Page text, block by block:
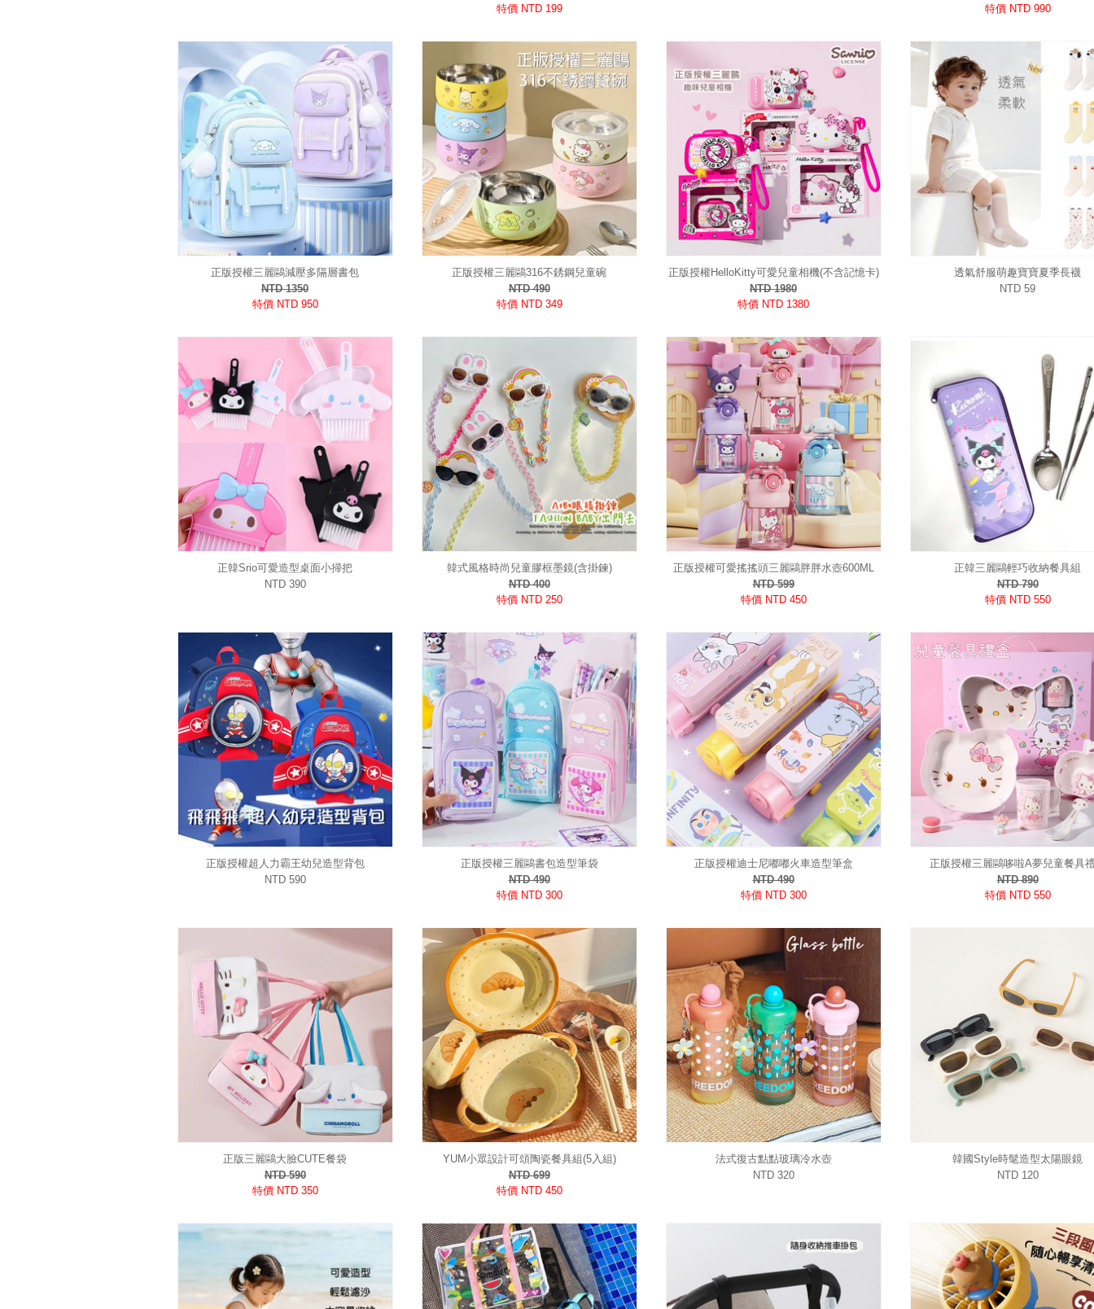
特價 NTD 199
特價 NTD 990
正版授權三麗鷗減壓多隔層書包
NTD 1350
特價 NTD 950
正版授權三麗鷗316不銹鋼兒童碗
NTD 490
特價 NTD 349
正版授權HelloKitty可愛兒童相機(不含記憶卡)
NTD 1980
特價 NTD 1380
透氣舒服萌趣寶寶夏季長襪
NTD 59
正韓Srio可愛造型桌面小掃把
NTD 390
韓式風格時尚兒童膠框墨鏡(含掛鍊)
NTD 400
特價 NTD 250
正版授權可愛搖搖頭三麗鷗胖胖水壺600ML
NTD 599
特價 NTD 450
正韓三麗鷗輕巧收納餐具組
NTD 790
特價 NTD 550
正版授權超人力霸王幼兒造型背包
NTD 590
正版授權三麗鷗書包造型筆袋
NTD 490
特價 NTD 300
正版授權迪士尼嘟嘟火車造型筆盒
NTD 490
特價 NTD 300
正版授權三麗鷗哆啦A夢兒童餐具
NTD 890
特價 NTD 550
正版三麗鷗大臉CUTE餐袋
NTD 590
特價 NTD 350
YUM小眾設計可頌陶瓷餐具組(5入組)
NTD 699
特價 NTD 450
法式復古點點玻璃冷水壺
NTD 320
韓國Style時髦造型太陽眼鏡
NTD 120